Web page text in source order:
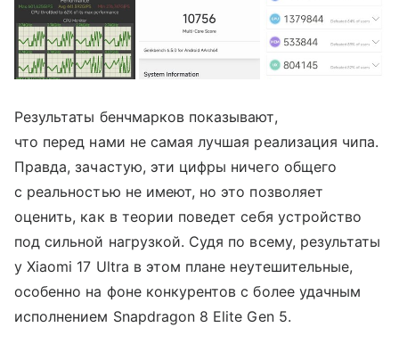
Результаты бенчмарков показывают,
что перед нами не самая лучшая реализация чипа.
Правда, зачастую, эти цифры ничего общего
с реальностью не имеют, но это позволяет
оценить, как в теории поведет себя устройство
под сильной нагрузкой. Судя по всему, результаты
у Xiaomi 17 Ultra в этом плане неутешительные,
особенно на фоне конкурентов с более удачным
исполнением Snapdragon 8 Elite Gen 5.